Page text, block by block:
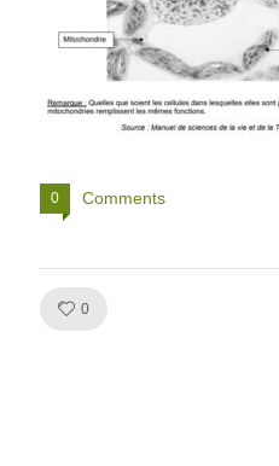
0 Comments
0